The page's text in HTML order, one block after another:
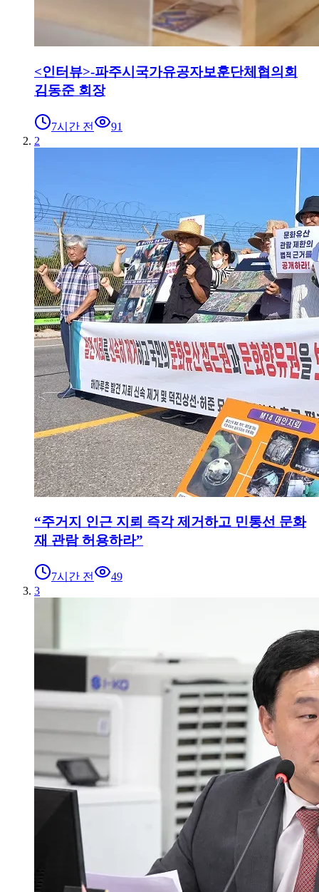
<인터뷰>-파주시국가유공자보훈단체협의회
김동준 회장
7시간 전
91
2
“주거지 인근 지뢰 즉각 제거하고 민통선 문화
재 관람 허용하라”
7시간 전
49
3